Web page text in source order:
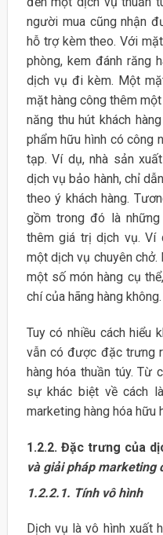
người mua cũng nhận
hỗ trợ kèm theo. Với
phòng, kem đánh răng
dịch vụ đi kèm. Một
mặt hàng công thêm
năng thu hút khách
phẩm hữu hình có công
tạp. Ví dụ, nhà sản
dịch vụ bảo hành, chỉ
theo ý khách hàng.
gồm trong đó là
thêm giá trị dịch vụ. Ví
một dịch vụ chuyên chở.
một số món hàng cụ
chí của hãng hàng không.
Tuy có nhiều cách hiểu
vẫn có được đặc trưng
hàng hóa thuần túy. Từ
sự khác biệt về cách
marketing hàng hóa hữu
1.2.2. Đặc trưng của
và giải pháp marketing
1.2.2.1. Tính vô hình
Dịch vụ là vô hình xuất